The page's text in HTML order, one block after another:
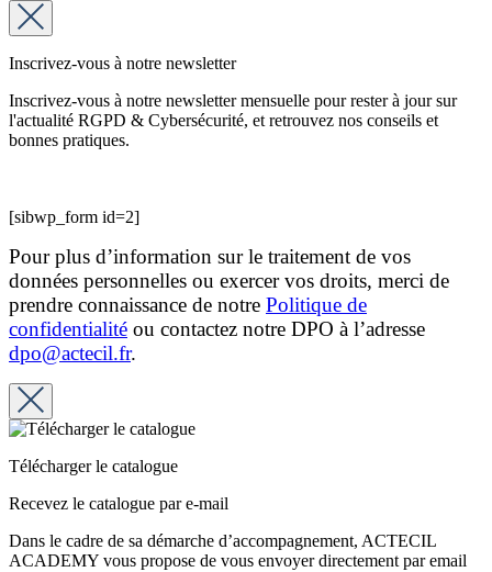
Inscrivez-vous à notre newsletter
Inscrivez-vous à notre newsletter mensuelle pour rester à jour sur
l'actualité RGPD & Cybersécurité, et retrouvez nos conseils et
bonnes pratiques.
[sibwp_form id=2]
Pour plus d’information sur le traitement de vos
données personnelles ou exercer vos droits, merci de
prendre connaissance de notre Politique de
confidentialité ou contactez notre DPO à l’adresse
dpo@actecil.fr.
Télécharger le catalogue
Recevez le catalogue par e-mail
Dans le cadre de sa démarche d’accompagnement, ACTECIL
ACADEMY vous propose de vous envoyer directement par email